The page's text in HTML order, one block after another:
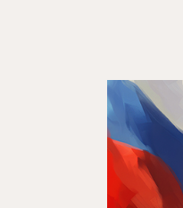
Проекты
Медиа